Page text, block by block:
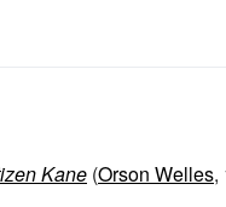
Kane (Orson Welles,